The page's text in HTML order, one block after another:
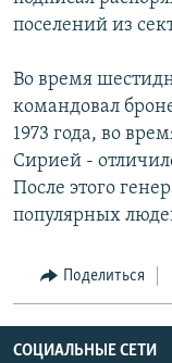
поселений из
Во время
командовал
1973 года, во
Сирией -
После этого
популярных
Поделиться
СОЦИАЛЬНЫЕ СЕТИ